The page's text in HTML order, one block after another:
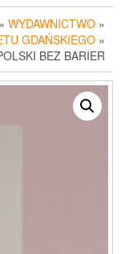
» WYDAWNICTWO »
GDAŃSKIEGO »
BEZ BARIER